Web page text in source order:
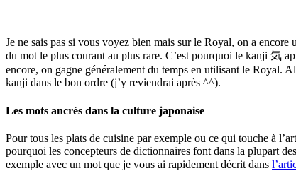
Je ne sais pas si vous voyez bien mais sur le Royal, on a encore
du mot le plus courant au plus rare. C’est pourquoi le kanji 気
encore, on gagne généralement du temps en utilisant le Royal.
kanji dans le bon ordre (j’y reviendrai après ^^).
Les mots ancrés dans la culture japonaise
Pour tous les plats de cuisine par exemple ou ce qui touche à
pourquoi les concepteurs de dictionnaires font dans la plupart
exemple avec un mot que je vous ai rapidement décrit dans